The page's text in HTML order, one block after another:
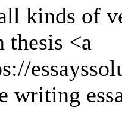
kinds of
thesis <a
writing